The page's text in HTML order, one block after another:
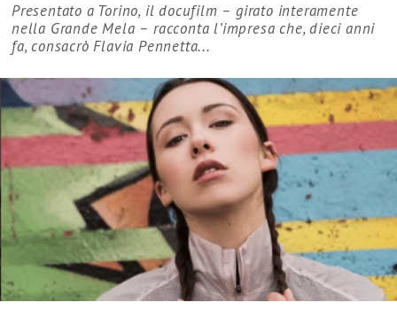
Presentato a Torino, il docufilm – girato interamente
nella Grande Mela – racconta l’impresa che, dieci anni
fa, consacrò Flavia Pennetta...